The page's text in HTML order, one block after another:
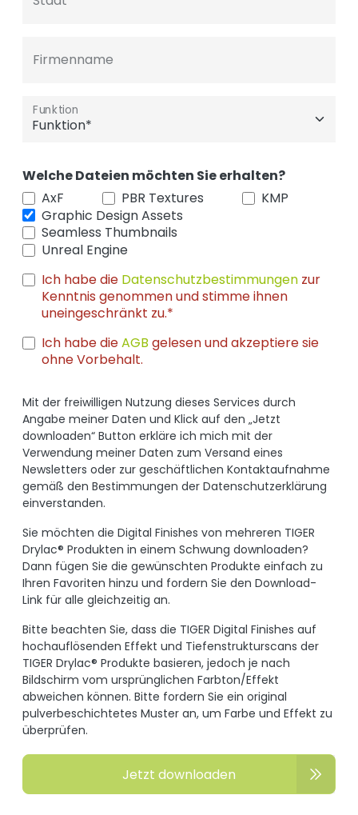
Firmenname
Funktion
Welche Dateien möchten Sie erhalten?
AxF
PBR Textures
KMP
Graphic Design Assets
Seamless Thumbnails
Unreal Engine
Ich habe die Datenschutzbestimmungen zur
Kenntnis genommen und stimme ihnen
uneingeschränkt zu.*
Ich habe dieAGB gelesen und akzeptiere sie
ohne Vorbehalt.
Mit der freiwilligen Nutzung dieses Services durch
Angabe meiner Daten und Klick auf den „Jetzt
downloaden“ Button erkläre ich mich mit der
Verwendung meiner Daten zum Versand eines
Newsletters oder zur geschäftlichen Kontaktaufnahme
gemäß den Bestimmungen der Datenschutzerklärung
einverstanden.
Sie möchten die Digital Finishes von mehreren TIGER
Drylac® Produkten in einem Schwung downloaden?
Dann fügen Sie die gewünschten Produkte einfach zu
Ihren Favoriten hinzu und fordern Sie den Download-
Link für alle gleichzeitig an.
Bitte beachten Sie, dass die TIGER Digital Finishes auf
hochauflösenden Effekt und Tiefenstrukturscans der
TIGER Drylac® Produkte basieren, jedoch je nach
Bildschirm vom ursprünglichen Farbton/Effekt
abweichen können. Bitte fordern Sie ein original
pulverbeschichtetes Muster an, um Farbe und Effekt zu
überprüfen.
Jetzt downloaden